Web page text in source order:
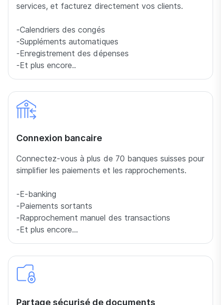
services, et facturez directement vos clients.
-Calendriers des congés
-Suppléments automatiques
-Enregistrement des dépenses
-Et plus encore..
Connexion bancaire
Connectez-vous à plus de 70 banques suisses pour
simplifier les paiements et les rapprochements.
-E-banking
-Paiements sortants
-Rapprochement manuel des transactions
-Et plus encore…
Partage sécurisé de documents